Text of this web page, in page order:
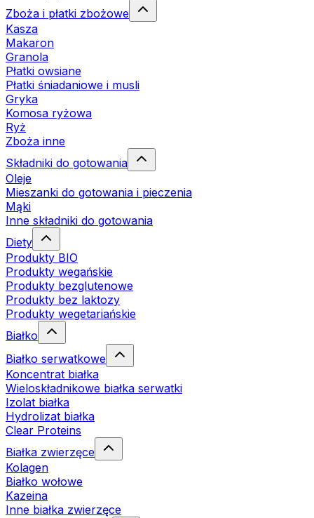
Zboża i płatki zbożowe
Kasza
Makaron
Granola
Płatki owsiane
Płatki śniadaniowe i musli
Gryka
Komosa ryżowa
Ryż
Zboża inne
Składniki do gotowania
Oleje
Mieszanki do gotowania i pieczenia
Mąki
Inne składniki do gotowania
Diety
Produkty BIO
Produkty wegańskie
Produkty bezglutenowe
Produkty bez laktozy
Produkty wegetariańskie
Białko
Białko serwatkowe
Koncentrat białka
Wieloskładnikowe białka serwatki
Izolat białka
Hydrolizat białka
Clear Proteins
Białka zwierzęce
Kolagen
Białko wołowe
Kazeina
Inne białka zwierzęce